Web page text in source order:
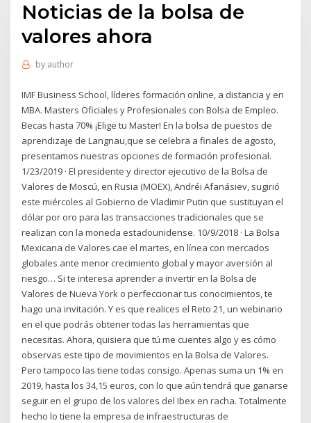
Noticias de la bolsa de
valores ahora
by author
IMF Business School, líderes formación online, a distancia y en
MBA. Masters Oficiales y Profesionales con Bolsa de Empleo.
Becas hasta 70% ¡Elige tu Master! En la bolsa de puestos de
aprendizaje de Langnau,que se celebra a finales de agosto,
presentamos nuestras opciones de formación profesional.
1/23/2019 · El presidente y director ejecutivo de la Bolsa de
Valores de Moscú, en Rusia (MOEX), Andréi Afanásiev, sugirió
este miércoles al Gobierno de Vladimir Putin que sustituyan el
dólar por oro para las transacciones tradicionales que se
realizan con la moneda estadounidense. 10/9/2018 · La Bolsa
Mexicana de Valores cae el martes, en línea con mercados
globales ante menor crecimiento global y mayor aversión al
riesgo… Si te interesa aprender a invertir en la Bolsa de
Valores de Nueva York o perfeccionar tus conocimientos, te
hago una invitación. Y es que realices el Reto 21, un webinario
en el que podrás obtener todas las herramientas que
necesitas. Ahora, quisiera que tú me cuentes algo y es cómo
observas este tipo de movimientos en la Bolsa de Valores.
Pero tampoco las tiene todas consigo. Apenas suma un 1% en
2019, hasta los 34,15 euros, con lo que aún tendrá que ganarse
seguir en el grupo de los valores del Ibex en racha. Totalmente
hecho lo tiene la empresa de infraestructuras de